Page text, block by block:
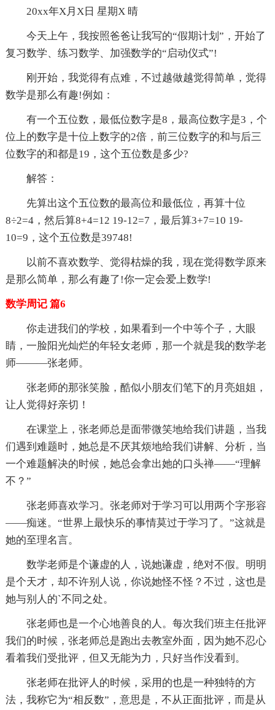
20xx年X月X日 星期X 晴
今天上午，我按照爸爸让我写的“假期计划”，开始了
复习数学、练习数学、加强数学的“启动仪式”!
刚开始，我觉得有点难，不过越做越觉得简单，觉得
数学是那么有趣!例如：
有一个五位数，最低位数字是8，最高位数字是3，个
位上的数字是十位上数字的2倍，前三位数字的和与后三
位数字的和都是19，这个五位数是多少?
解答：
先算出这个五位数的最高位和最低位，再算十位
8÷2=4，然后算8+4=12 19-12=7，最后算3+7=10 19-
10=9，这个五位数是39748!
以前不喜欢数学、觉得枯燥的我，现在觉得数学原来
是那么简单，那么有趣了!你一定会爱上数学!
数学周记 篇6
你走进我们的学校，如果看到一个中等个子，大眼
睛，一脸阳光灿烂的年轻女老师，那一个就是我的数学老
师———张老师。
张老师的那张笑脸，酷似小朋友们笔下的月亮姐姐，
让人觉得好亲切！
在课堂上，张老师总是面带微笑地给我们讲题，当我
们遇到难题时，她总是不厌其烦地给我们讲解、分析，当
一个难题解决的时候，她总会拿出她的口头禅——“理解
不？”
张老师喜欢学习。张老师对于学习可以用两个字形容
——痴迷。“世界上最快乐的事情莫过于学习了。”这就是
她的至理名言。
数学老师是个谦虚的人，说她谦虚，绝对不假。明明
是个天才，却不许别人说，你说她怪不怪？不过，这也是
她与别人的`不同之处。
张老师也是一个心地善良的人。每次我们班主任批评
我们的时候，张老师总是跑出去教室外面，因为她不忍心
看着我们受批评，但又无能为力，只好当作没看到。
张老师在批评人的时候，采用的也是一种独特的方
法，我称它为“相反数”，意思是，不从正面批评，而是从